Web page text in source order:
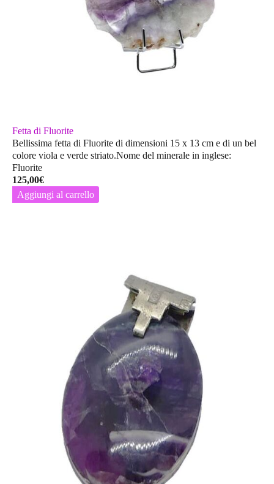
Fetta di Fluorite
Bellissima fetta di Fluorite di dimensioni 15 x 13 cm e di un bel
colore viola e verde striato.Nome del minerale in inglese:
Fluorite
125,00€
Aggiungi al carrello